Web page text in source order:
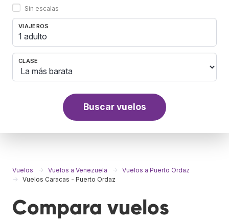
Sin escalas
VIAJEROS
1 adulto
CLASE
Buscar vuelos
Vuelos Vuelos a Venezuela
Vuelos a Puerto Ordaz
Vuelos Caracas - Puerto Ordaz
Compara vuelos